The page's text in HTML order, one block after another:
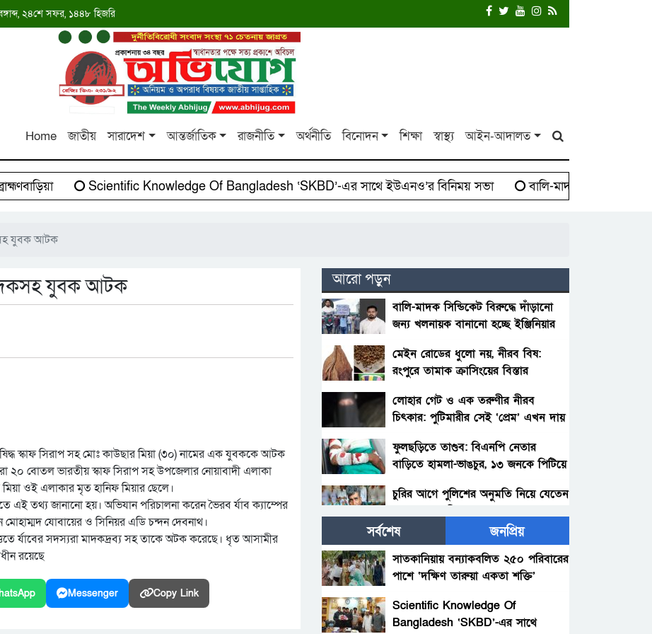
২৪শে সফর, ১৪৪৮ হিজরি
Home জাতীয় সারাদেশ আন্তর্জাতিক রাজনীতি অর্থনীতি বিনোদন শিক্ষা স্বাস্থ্য আইন-আদালত
Scientific Knowledge Of Bangladesh ‘SKBD’-এর সাথে ইউএনও’র বিনিময় সভা বালি-মাদক সিন্ডিকেট
যুবক আটক
যুবক আটক
স্কাফ সিরাপ সহ মোঃ কাউছার মিয়া (৩০) নামের এক যুবককে আটক
২০ বোতল ভারতীয় স্কাফ সিরাপ সহ উপজেলার নোয়াবাদী এলাকা
ওই এলাকার মৃত হানিফ মিয়ার ছেলে।
এই তথ্য জানানো হয়। অভিযান পরিচালনা করেন ভৈরব র্যাব ক্যাম্পের
যোবায়ের ও সিনিয়র এডি চন্দন দেবনাথ।
র্যাবের সদস্যরা মাদকদ্রব্য সহ তাকে অটক করেছে। ধৃত আসামীর
রয়েছে
Messenger Copy Link
আরো পড়ুন
বালি-মাদক সিন্ডিকেট বিরুদ্ধে দাঁড়ানো
জন্য খলনায়ক বানানো হচ্ছে ইঞ্জিনিয়ার
মেইন রোডের ধুলো নয়, নীরব বিষ:
রংপুরে তামাক ক্রাসিংয়ের বিস্তার
লোহার গেট ও এক তরুণীর নীরব
চিৎকার: পুটিমারীর সেই ‘প্রেম’ এখন দায়
ফুলছড়িতে তাণ্ডব: বিএনপি নেতার
বাড়িতে হামলা-ভাঙচুর, ১৩ জনকে পিটিয়ে
চুরির আগে পুলিশের অনুমতি নিয়ে যেতেন
পলাশবাড়ীতে থানায় ঢুকে ওসিসহ পুলিশ
সদস্যদের মারধর, যুব জামায়াত
নেতাকর্মীর বিরুদ্ধে মামলা : গ্রেফতার
প্রশাসনের হস্তক্ষেপ, সতর্কবার্তা
সর্বশেষ জনপ্রিয়
সাতকানিয়ায় বন্যাকবলিত ২৫০ পরিবারের
পাশে ‘দক্ষিণ তারুয়া একতা শক্তি’
Scientific Knowledge Of
Bangladesh ‘SKBD’-এর সাথে